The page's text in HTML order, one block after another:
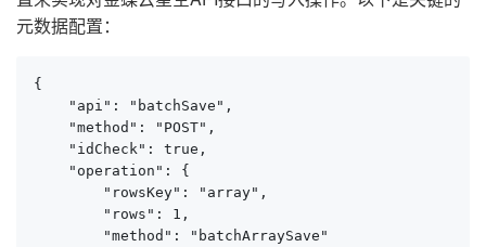
元数据配置：
{
    "api": "batchSave",
    "method": "POST",
    "idCheck": true,
    "operation": {
        "rowsKey": "array",
        "rows": 1,
        "method": "batchArraySave"